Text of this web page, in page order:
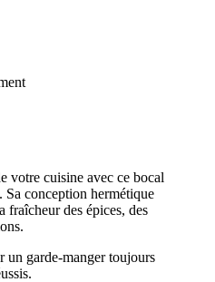
votre cuisine avec ce bocal
conception hermétique
fraîcheur des épices, des
un garde-manger toujours